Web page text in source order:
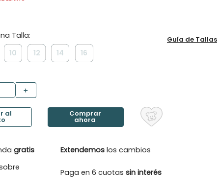
10 12 14 16
Guía de Tallas
＋
gratis
Extendemos los cambios
Paga en 6 cuotassin interés